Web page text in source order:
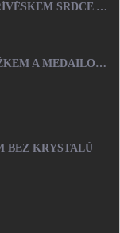
ŠŇŮRKOVÝ NÁRAMEK SE STŘÍBRNÝM PŘÍVĚSKEM SRDCE A KRYSTALY SWAROVSKI CRYSTAL (STŘÍBRO 925/1000)
OCELOVÝ NÁHRDELNÍK RŮŽENEC S KŘÍŽKEM A MEDAILONEM
BEZ KRYSTALŮ